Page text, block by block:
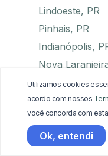
Lindoeste, PR
Pinhais, PR
Indianópolis,
Nova
Alto Paraná,
Paranapoema,
Corumbataí do
Flórida, PR
Utilizamos cookies
acordo com nossos
você concorda com
Ok, entendi